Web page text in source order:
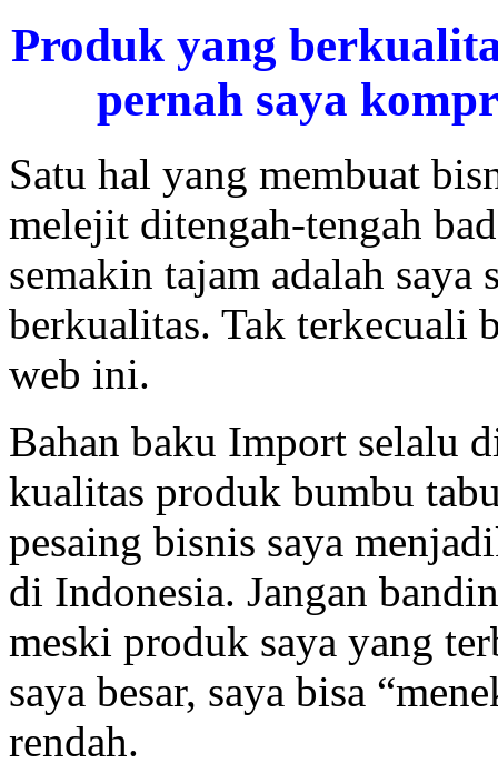
Produk yang
pernah saya
Satu hal yang membuat
melejit ditengah-tengah
semakin tajam adalah
berkualitas. Tak terkecuali
web ini.
Bahan baku Import selalu
kualitas produk bumbu
pesaing bisnis saya
di Indonesia. Jangan
meski produk saya yang
saya besar, saya bisa
rendah.